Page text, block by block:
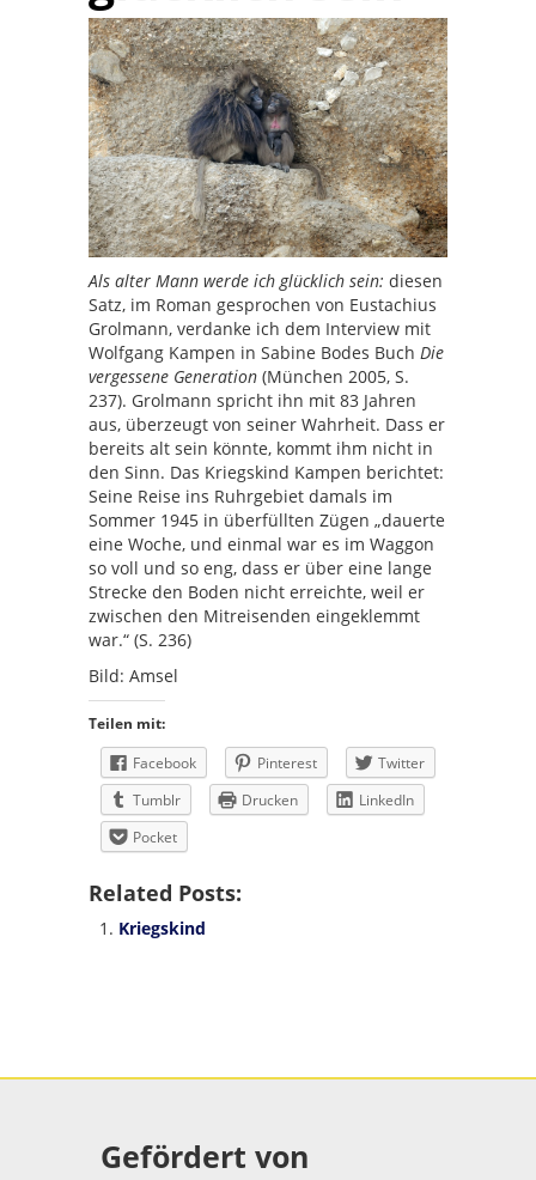
Als alter Mann werde ich glücklich sein: diesen
Satz, im Roman gesprochen von Eustachius
Grolmann, verdanke ich dem Interview mit
Wolfgang Kampen in Sabine Bodes Buch Die
vergessene Generation (München 2005, S.
237). Grolmann spricht ihn mit 83 Jahren
aus, überzeugt von seiner Wahrheit. Dass er
bereits alt sein könnte, kommt ihm nicht in
den Sinn. Das Kriegskind Kampen berichtet:
Seine Reise ins Ruhrgebiet damals im
Sommer 1945 in überfüllten Zügen „dauerte
eine Woche, und einmal war es im Waggon
so voll und so eng, dass er über eine lange
Strecke den Boden nicht erreichte, weil er
zwischen den Mitreisenden eingeklemmt
war.“ (S. 236)
Bild: Amsel
Teilen mit:
Facebook
Pinterest
Twitter
Tumblr
Drucken
LinkedIn
Pocket
Related Posts:
Kriegskind
Gefördert von